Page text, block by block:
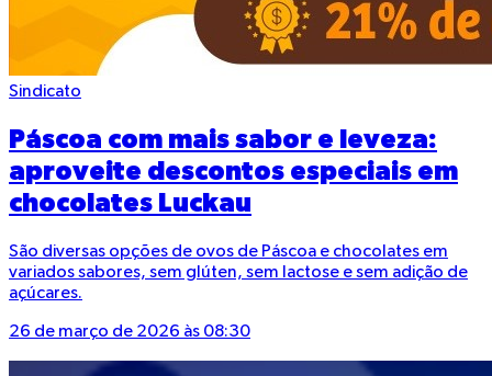
Sindicato
Páscoa com mais sabor e leveza:
aproveite descontos especiais em
chocolates Luckau
São diversas opções de ovos de Páscoa e chocolates em
variados sabores, sem glúten, sem lactose e sem adição de
açúcares.
26 de março de 2026 às 08:30